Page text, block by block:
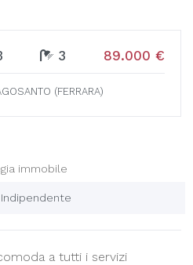
3 89.000 €
(FERRARA)
immobile
Indipendente
a tutti i servizi